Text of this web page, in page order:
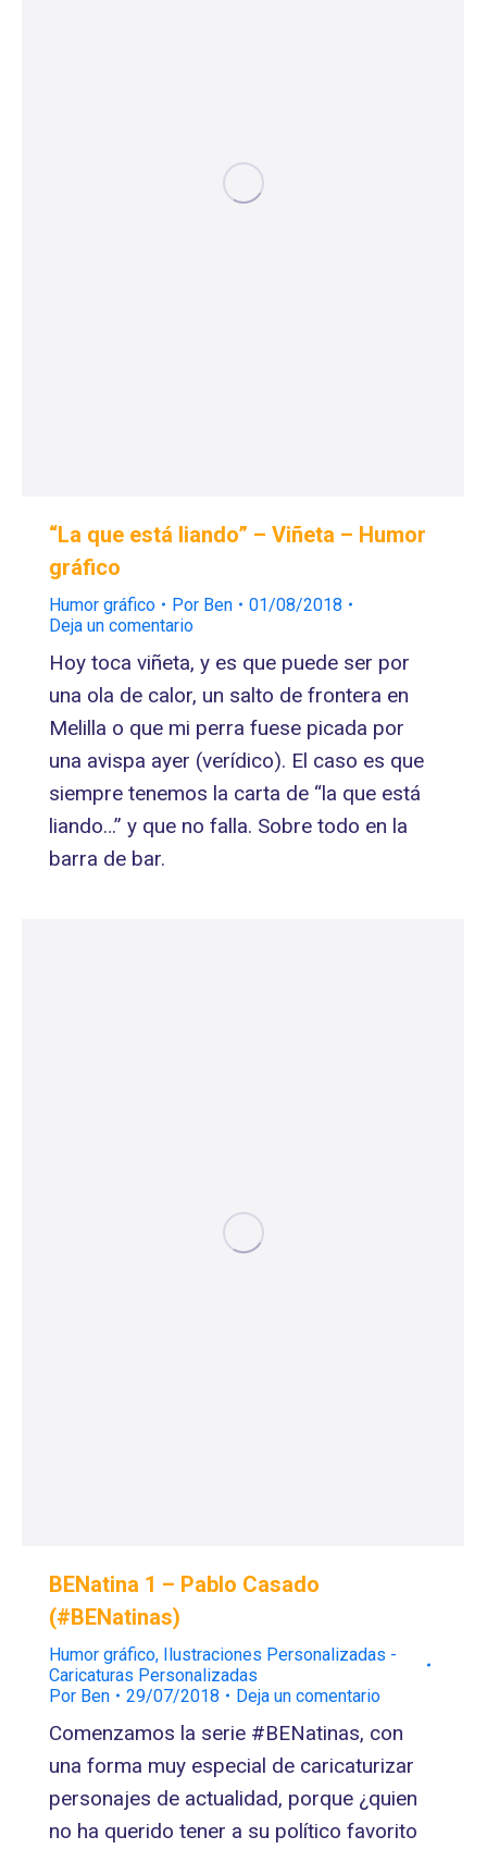
“La que está liando” – Viñeta – Humor
gráfico
Humor gráfico Por Ben
01/08/2018
Deja un comentario
Hoy toca viñeta, y es que puede ser por
una ola de calor, un salto de frontera en
Melilla o que mi perra fuese picada por
una avispa ayer (verídico). El caso es que
siempre tenemos la carta de “la que está
liando…” y que no falla. Sobre todo en la
barra de bar.
BENatina 1 – Pablo Casado
(#BENatinas)
Humor gráfico, Ilustraciones Personalizadas -
Caricaturas Personalizadas
Por Ben 29/07/2018 Deja un comentario
Comenzamos la serie #BENatinas, con
una forma muy especial de caricaturizar
personajes de actualidad, porque ¿quien
no ha querido tener a su político favorito